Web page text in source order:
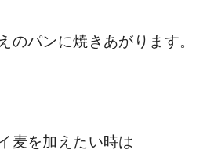
のパンに焼きあがります。
麦を加えたい時は